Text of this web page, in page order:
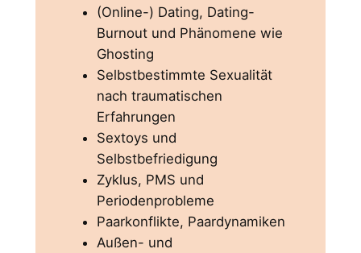
(Online-) Dating, Dating-
Burnout und Phänomene wie
Ghosting
Selbstbestimmte Sexualität
nach traumatischen
Erfahrungen
Sextoys und
Selbstbefriedigung
Zyklus, PMS und
Periodenprobleme
Paarkonflikte, Paardynamiken
Außen- und